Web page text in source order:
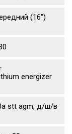
(16")
energizer
stt agm, д/ш/в